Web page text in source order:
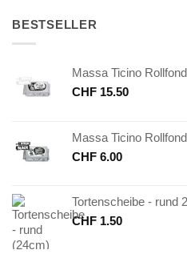
BESTSELLER
Massa Ticino
CHF 15.50
Massa Ticino
CHF 6.00
Tortenscheibe - rund
CHF 1.50